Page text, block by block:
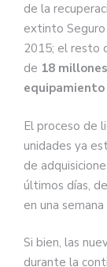
de la
extinto
2015; el resto
de 18
El proceso de
unidades ya
de
últimos días,
en una semana
Si bien, las
durante la